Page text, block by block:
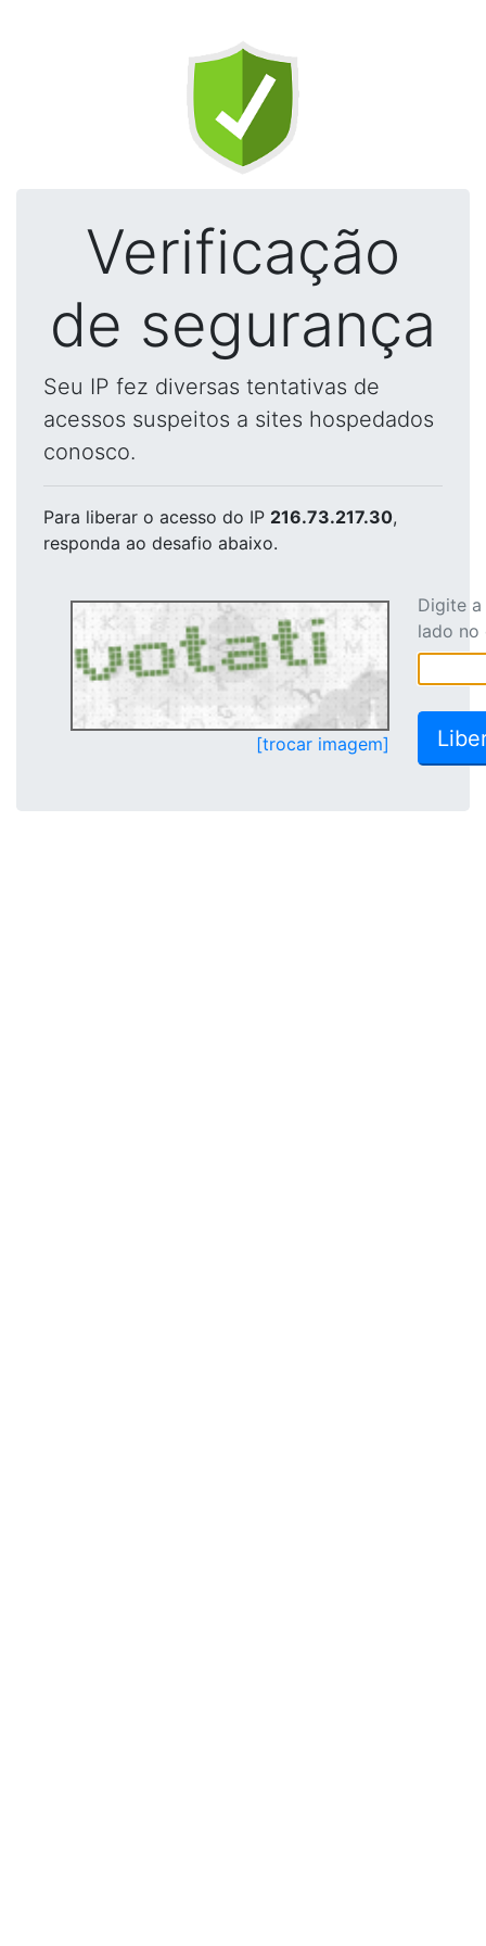
Verificação
de segurança
Seu IP fez diversas tentativas de
acessos suspeitos a sites hospedados
conosco.
Para liberar o acesso do IP 216.73.217.30,
responda ao desafio abaixo.
[trocar imagem]
Digite
lado no